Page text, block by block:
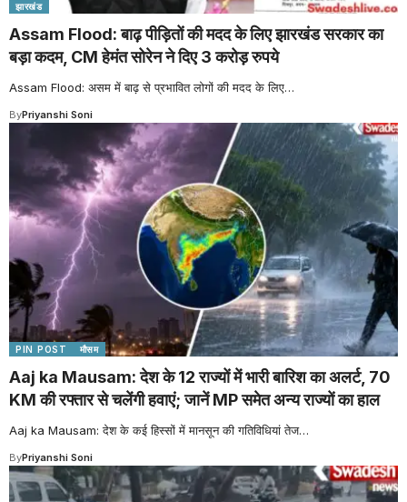
झारखंड
Assam Flood: बाढ़ पीड़ितों की मदद के लिए झारखंड सरकार का
बड़ा कदम, CM हेमंत सोरेन ने दिए 3 करोड़ रुपये
Assam Flood: असम में बाढ़ से प्रभावित लोगों की मदद के लिए…
ByPriyanshi Soni
PIN POST मौसम
Aaj ka Mausam: देश के 12 राज्यों में भारी बारिश का अलर्ट, 70
KM की रफ्तार से चलेंगी हवाएं; जानें MP समेत अन्य राज्यों का हाल
Aaj ka Mausam: देश के कई हिस्सों में मानसून की गतिविधियां तेज…
ByPriyanshi Soni